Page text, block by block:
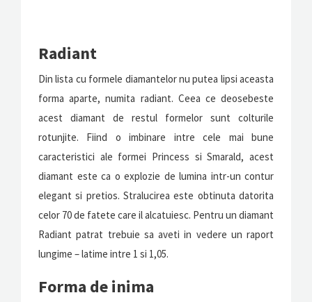
Radiant
Din lista cu formele diamantelor nu putea lipsi aceasta
forma aparte, numita radiant. Ceea ce deosebeste
acest diamant de restul formelor sunt colturile
rotunjite. Fiind o imbinare intre cele mai bune
caracteristici ale formei Princess si Smarald, acest
diamant este ca o explozie de lumina intr-un contur
elegant si pretios. Stralucirea este obtinuta datorita
celor 70 de fatete care il alcatuiesc. Pentru un diamant
Radiant patrat trebuie sa aveti in vedere un raport
lungime – latime intre 1 si 1,05.
Forma de inima